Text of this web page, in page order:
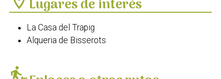
Lugares de interés
La Casa del Trapig
Alqueria de Bisserots
transfer_within_a_station